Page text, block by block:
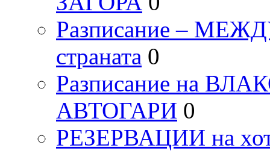
Разписание –
страната 0
Разписание на
АВТОГАРИ 0
РЕЗЕРВАЦИИ на